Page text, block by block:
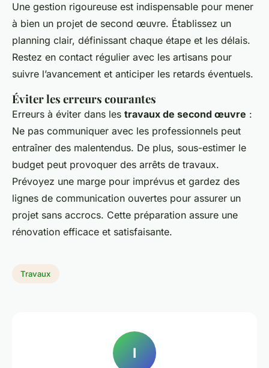
Une gestion rigoureuse est indispensable pour mener
à bien un projet de second œuvre. Établissez un
planning clair, définissant chaque étape et les délais.
Restez en contact régulier avec les artisans pour
suivre l’avancement et anticiper les retards éventuels.
Éviter les erreurs courantes
Erreurs à éviter dans les travaux de second œuvre :
Ne pas communiquer avec les professionnels peut
entraîner des malentendus. De plus, sous-estimer le
budget peut provoquer des arrêts de travaux.
Prévoyez une marge pour imprévus et gardez des
lignes de communication ouvertes pour assurer un
projet sans accrocs. Cette préparation assure une
rénovation efficace et satisfaisante.
Travaux
I